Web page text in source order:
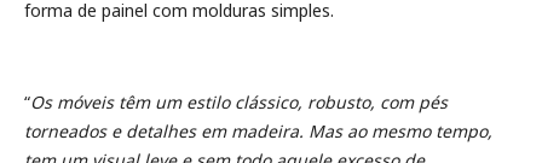
forma de painel com molduras simples.
“Os móveis têm um estilo clássico, robusto, com pés
torneados e detalhes em madeira. Mas ao mesmo tempo,